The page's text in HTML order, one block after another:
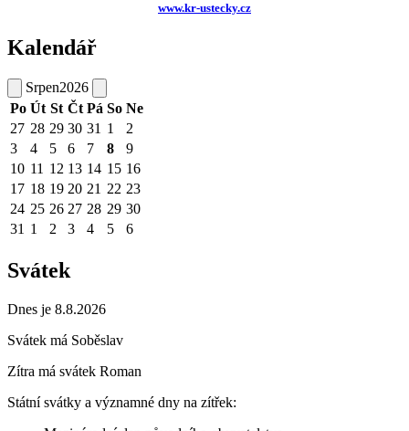
www.kr-ustecky.cz
Kalendář
Srpen2026
Po Út St Čt Pá So Ne
27 28 29 30 31 1
2
3
4 5 6 7 8
9
10 11 12 13 14 15 16
17 18 19 20 21 22 23
24 25 26 27 28 29 30
31 1 2 3 4 5 6
Svátek
Dnes je 8.8.2026
Svátek má Soběslav
Zítra má svátek Roman
Státní svátky a významné dny na zítřek: